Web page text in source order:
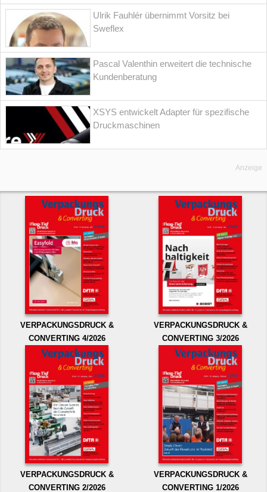
Ulrik Fauhlér übernimmt Vorsitz bei
Sweflex
Pascal Valenthin erweitert die technische
Kundenberatung
XSYS entwickelt Adapter für spezifische
Druckmaschinen
Anzeige
VERPACKUNGSDRUCK &
CONVERTING 4/2026
VERPACKUNGSDRUCK &
CONVERTING 3/2026
VERPACKUNGSDRUCK &
CONVERTING 2/2026
VERPACKUNGSDRUCK &
CONVERTING 1/2026